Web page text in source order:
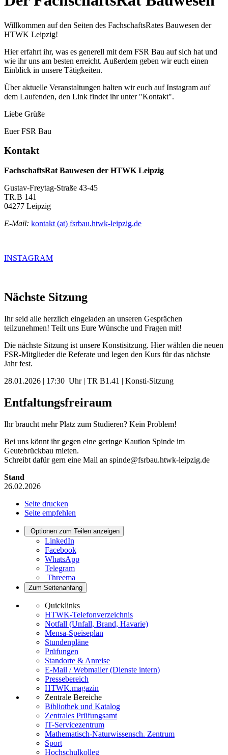
Willkommen auf den Seiten des FachschaftsRates Bauwesen der
HTWK Leipzig!
Hier erfahrt ihr, was es generell mit dem FSR Bau auf sich hat und
wie ihr uns am besten erreicht. Außerdem geben wir euch einen
Einblick in unsere Tätigkeiten.
Über aktuelle Veranstaltungen halten wir euch auf Instagram auf
dem Laufenden, den Link findet ihr unter "Kontakt".
Liebe Grüße
Euer FSR Bau
Kontakt
FachschaftsRat Bauwesen der HTWK Leipzig
Gustav-Freytag-Straße 43-45
TR.B 141
04277 Leipzig
E-Mail: kontakt (at) fsrbau.htwk-leipzig.de
INSTAGRAM
Nächste Sitzung
Ihr seid alle herzlich eingeladen an unseren Gesprächen
teilzunehmen! Teilt uns Eure Wünsche und Fragen mit!
Die nächste Sitzung ist unsere Konstisitzung. Hier wählen die neuen
FSR-Mitglieder die Referate und legen den Kurs für das nächste
Jahr fest.
28.01.2026 | 17:30 Uhr | TR B1.41 | Konsti-Sitzung
Entfaltungsfreiraum
Ihr braucht mehr Platz zum Studieren? Kein Problem!
Bei uns könnt ihr gegen eine geringe Kaution Spinde im
Geutebrückbau mieten.
Schreibt dafür gern eine Mail an spinde@fsrbau.htwk-leipzig.de
Stand
26.02.2026
Seite drucken
Seite empfehlen
Optionen zum Teilen anzeigen
LinkedIn
Facebook
WhatsApp
Telegram
Threema
Zum Seitenanfang
Quicklinks
HTWK-Telefonverzeichnis
Notfall (Unfall, Brand, Havarie)
Mensa-Speiseplan
Stundenpläne
Prüfungen
Standorte & Anreise
E-Mail / Webmailer (Dienste intern)
Pressebereich
HTWK.magazin
Zentrale Bereiche
Bibliothek und Katalog
Zentrales Prüfungsamt
IT-Servicezentrum
Mathematisch-Naturwissensch. Zentrum
Sport
Hochschulkolleg